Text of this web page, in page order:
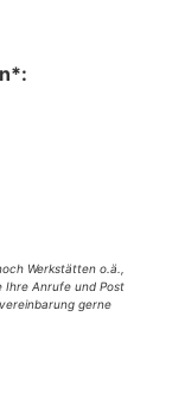
Werkstätten o.ä.,
Ihre Anrufe und Post
gerne